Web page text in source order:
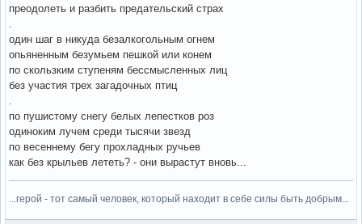
преодолеть и разбить предательский страх
один шаг в никуда безалкогольным огнем
опьяненным безумьем пешкой или конем
по скользким ступеням бессмысленных лиц
без участия трех загадочных птиц
по пушистому снегу белых лепестков роз
одиноким лучем среди тысячи звезд
по весеннему бегу прохладных ручьев
как без крыльев лететь? - они вырастут вновь...
...герой - тот самый человек, который находит в себе силы быть добрым...